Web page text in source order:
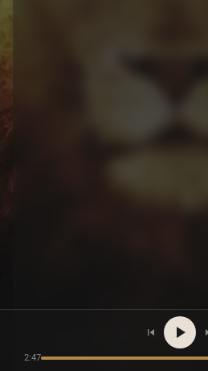
2:47